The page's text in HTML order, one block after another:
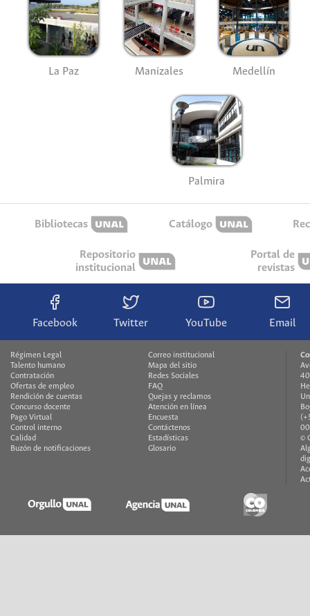
La Paz Manizales Medellín
Palmira
Bibliotecas Catálogo
Repositorio
institucional
Portal de
revistas
Facebook Twitter YouTube Email
Régimen Legal
Talento humano
Contratación
Ofertas de empleo
Rendición de cuentas
Concurso docente
Pago Virtual
Control interno
Calidad
Buzón de notificaciones
Correo institucional
Mapa del sitio
Redes Sociales
FAQ
Quejas y reclamos
Atención en línea
Encuesta
Contáctenos
Estadísticas
Glosario
©